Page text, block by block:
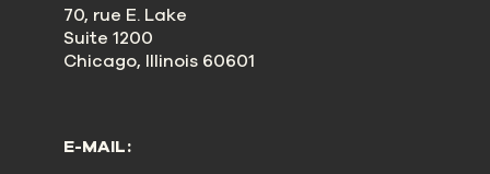
70, rue E. Lake
Suite 1200
Chicago, Illinois 60601
E-MAIL: